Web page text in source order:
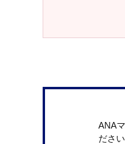
ANA
ださい